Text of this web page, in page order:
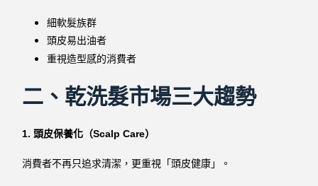
細軟髮族群
頭皮易出油者
重視造型感的消費者
二、乾洗髮市場三大趨勢
1. 頭皮保養化（Scalp Care）
消費者不再只追求清潔，更重視「頭皮健康」。